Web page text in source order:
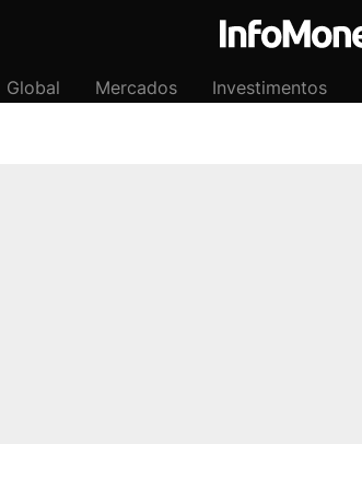
Global Mercados Investimentos